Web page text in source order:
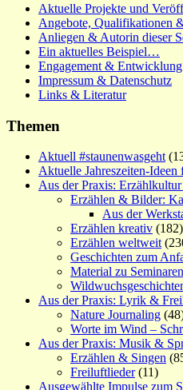
Aktuelle Projekte und
Angebote, Qualifikationen
Anliegen & Autorin dieser
Ein aktuelles Beispiel…
Engagement & Entwicklung
Impressum & Datenschutz
Links & Literatur
Themen
Aktuell #staunenwasgeht
Aktuelle Jahreszeiten-Ideen
Aus der Praxis:
Erzählen & Bilder:
Aus der
Erzählen kreativ (182)
Erzählen weltweit
Geschichten zum
Material zu
Aus der Praxis: Lyrik &
Nature Journaling
Worte im Wind –
Aus der Praxis: Musik &
Erzählen & Singen
Freiluftlieder(11)
Ausgewählte Impulse zum